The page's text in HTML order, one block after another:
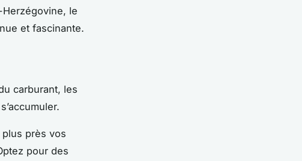
Herzégovine, le
et fascinante.
carburant, les
près vos
pour des